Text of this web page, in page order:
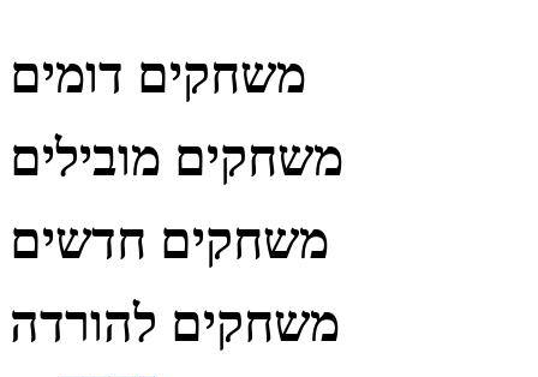
משחקים דומים
משחקים מובילים
משחקים חדשים
משחקים להורדה